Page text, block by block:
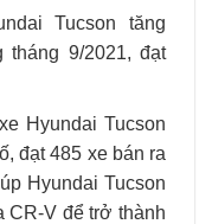
Tucson tăng
9/2021, đạt
Hyundai Tucson
đạt 485 xe bán ra
Hyundai Tucson
CR-V để trở thành